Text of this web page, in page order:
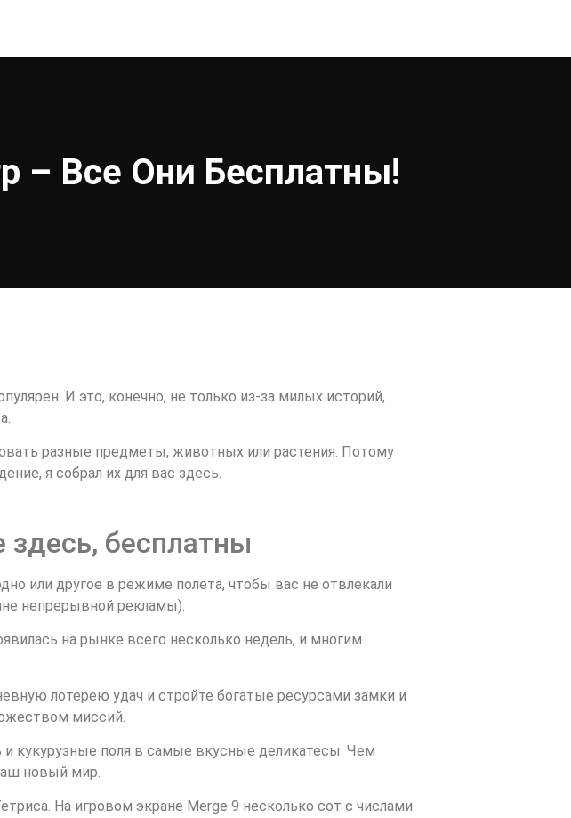
– Все Они Бесплатны!
И это, конечно, не только из-за милых историй,
разные предметы, животных или растения. Потому
я собрал их для вас здесь.
бесплатны
или другое в режиме полета, чтобы вас не отвлекали
непрерывной рекламы).
на рынке всего несколько недель, и многим
лотерею удач и стройте богатые ресурсами замки и
миссий.
кукурузные поля в самые вкусные деликатесы. Чем
новый мир.
На игровом экране Merge 9 несколько сот с числами